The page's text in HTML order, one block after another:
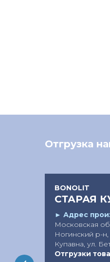
Отгрузка
BONOLIT
СТАРАЯ
► Адрес
Московская
Ногинский р-н,
Купавна, ул.
Отгрузки